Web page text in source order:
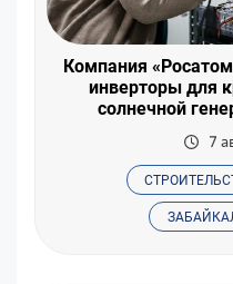
Компания
инверторы для
солнечной
7